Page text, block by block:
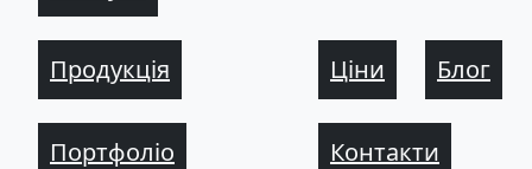
Продукція
Портфоліо
Ціни Блог
Контакти